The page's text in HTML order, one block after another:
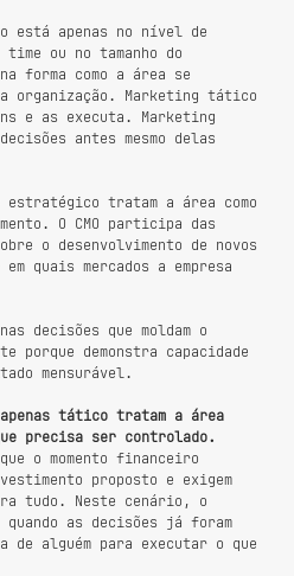
está apenas no nível de
ou no tamanho do
forma como a área se
organização. Marketing tático
e as executa. Marketing
antes mesmo delas
estratégico tratam a área como
O CMO participa das
o desenvolvimento de novos
quais mercados a empresa
decisões que moldam o
porque demonstra capacidade
mensurável.
apenas tático tratam a área
precisa ser controlado.
o momento financeiro
proposto e exigem
tudo. Neste cenário, o
quando as decisões já foram
de alguém para executar o que